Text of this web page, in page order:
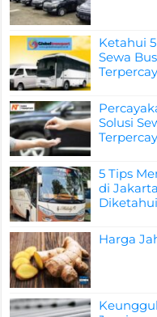
Ketahui
Sewa
Solusi
5 Tips
di
Diketahui
Harga